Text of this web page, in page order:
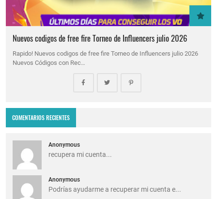
Nuevos codigos de free fire Torneo de Influencers julio 2026
Rapido! Nuevos codigos de free fire Torneo de Influencers julio 2026
Nuevos Códigos con Rec…
COMENTARIOS RECIENTES
Anonymous
recupera mi cuenta...
Anonymous
Podrías ayudarme a recuperar mi cuenta e...